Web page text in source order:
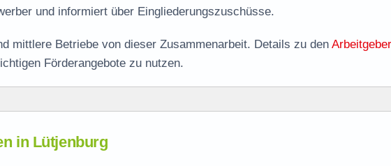
und informiert über Eingliederungszuschüsse.
mittlere Betriebe von dieser Zusammenarbeit. Details zu den
Förderangebote zu nutzen.
in Lütjenburg
in Lütjenburg